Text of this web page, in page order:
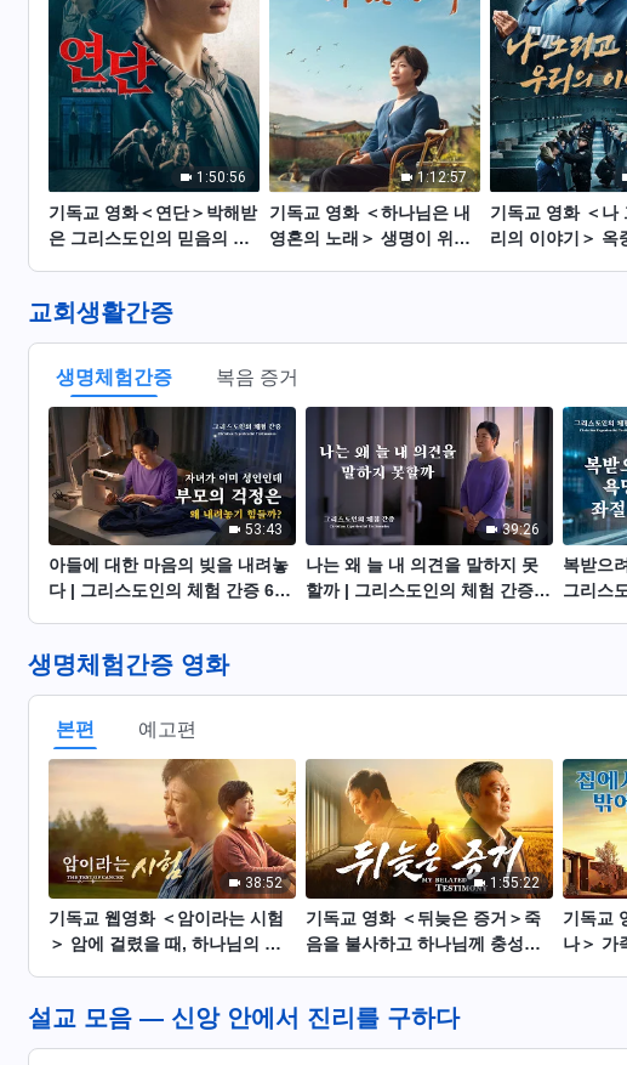
1:50:56
기독교 영화＜연단＞박해받
은 그리스도인의 믿음의 간
1:12:57
기독교 영화 ＜하나님은 내
영혼의 노래＞ 생명이 위태
기독교 영화 ＜나
리의 이야기＞ 옥
교회생활간증
생명체험간증 복음 증거
53:43
아들에 대한 마음의 빚을 내려놓
다 | 그리스도인의 체험 간증 625
39:26
나는 왜 늘 내 의견을 말하지 못
할까 | 그리스도인의 체험 간증
복받으
그리스
생명체험간증 영화
본편 예고편
38:52
기독교 웹영화 ＜암이라는 시험
＞ 암에 걸렸을 때, 하나님의 구
1:55:22
기독교 영화 ＜뒤늦은 증거＞죽
음을 불사하고 하나님께 충성을
기독교 영화 ＜집에
나＞ 가
설교 모음 ― 신앙 안에서 진리를 구하다